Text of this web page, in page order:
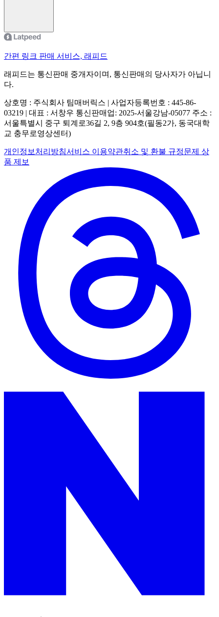
간편 링크 판매 서비스, 래피드
래피드는 통신판매 중개자이며, 통신판매의 당사자가 아닙니
다.
상호명 : 주식회사 팀매버릭스 | 사업자등록번호 : 445-86-
03219 | 대표 : 서창우 통신판매업: 2025-서울강남-05077 주소 :
서울특별시 중구 퇴계로36길 2, 9층 904호(필동2가, 동국대학
교 충무로영상센터)
개인정보처리방침서비스 이용약관취소 및 환불 규정문제 상
품 제보